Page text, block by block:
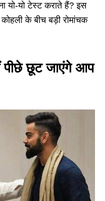
यो-यो टेस्ट कराते हैं? इस
कोहली के बीच बड़ी रोमांचक
पीछे छूट जाएंगे आप